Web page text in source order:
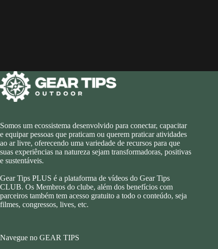
Somos um ecossistema desenvolvido para conectar, capacitar
e equipar pessoas que praticam ou querem praticar atividades
ao ar livre, oferecendo uma variedade de recursos para que
suas experiências na natureza sejam transformadoras, positivas
e sustentáveis.
Gear Tips PLUS é a plataforma de vídeos do Gear Tips
CLUB. Os Membros do clube, além dos benefícios com
parceiros também tem acesso gratuito a todo o conteúdo, seja
filmes, congressos, lives, etc.
Navegue no GEAR TIPS